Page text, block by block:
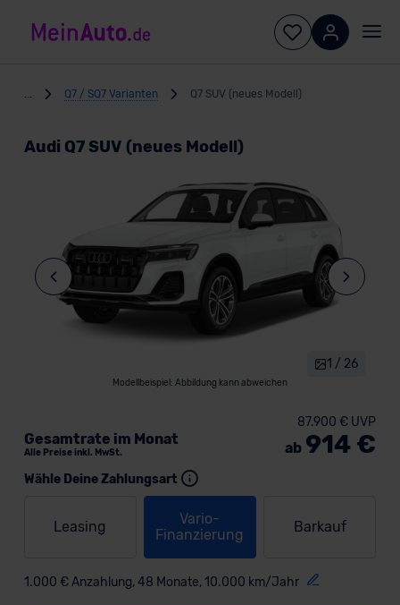
Q7 / SQ7 Varianten Q7 SUV (neues Modell)
Audi Q7 SUV (neues Modell)
Modellbeispiel: Abbildung kann abweichen
1 / 26
Wähle Deine Zahlungsart
Leasing
Vario-
Finanzierung
Barkauf
1.000 € Anzahlung, 48 Monate, 10.000 km/Jahr
Gesamtrate im Monat
Alle Preise inkl. MwSt.
87.900 € UVP
ab 914 €